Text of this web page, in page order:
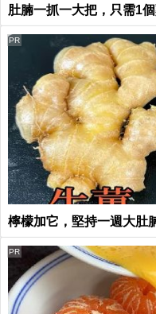
肚腩一抓一大把，只需1
檸檬加它，堅持一週大肚
PR
PR